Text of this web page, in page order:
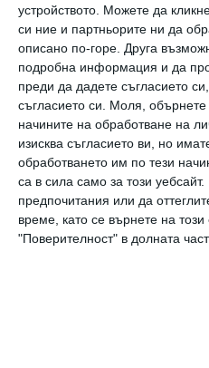
устройството. Можете да
си ние и партньорите ни да
описано по-горе. Друга
подробна информация и да
преди да дадете съгласието
съгласието си.
Моля, обърнете
начините на обработване на
изисква съгласието ви, но
обработването им по тези
са в сила само за този
предпочитания или да
време, като се върнете на
"Поверителност" в долната
Дъф посрещна
Круз, през 2012 г. с
Майк Комри. След
да се среща с Матю
ожениха през 2019 г. и
дъщерите си Банкс
октомври 2018 г., Мей
Таунс, която се появи